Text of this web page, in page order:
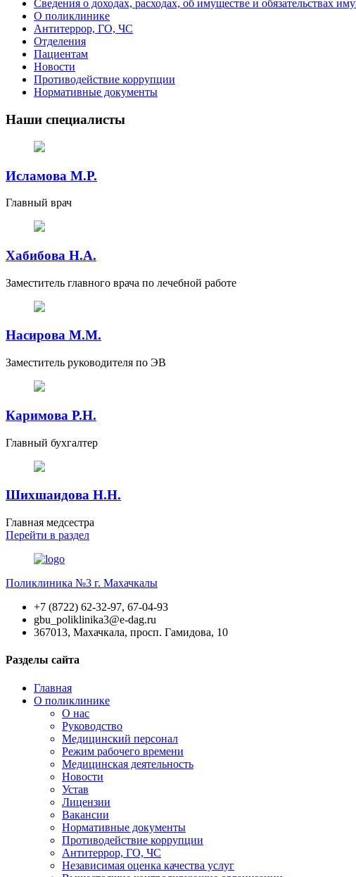
Сведения о доходах, расходах, об имуществе и обязательствах
О поликлинике
Антитеррор, ГО, ЧС
Отделения
Пациентам
Новости
Противодействие коррупции
Нормативные документы
Наши специалисты
Исламова М.Р.
Главный врач
Хабибова Н.А.
Заместитель главного врача по лечебной работе
Насирова М.М.
Заместитель руководителя по ЭВ
Каримова Р.Н.
Главный бухгалтер
Шихшаидова Н.Н.
Главная медсестра
Перейти в раздел
Поликлиника №3 г. Махачкалы
+7 (8722) 62-32-97, 67-04-93
gbu_poliklinika3@e-dag.ru
367013, Махачкала, просп. Гамидова, 10
Разделы сайта
Главная
О поликлинике
О нас
Руководство
Медицинский персонал
Режим рабочего времени
Медицинская деятельность
Новости
Устав
Лицензии
Вакансии
Нормативные документы
Противодействие коррупции
Антитеррор, ГО, ЧС
Независимая оценка качества услуг